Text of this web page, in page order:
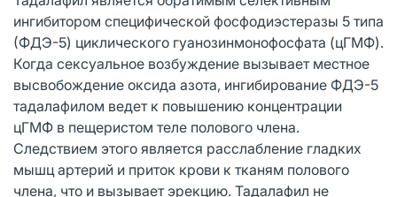
ингибитором специфической фосфодиэстеразы 5 типа
(ФДЭ-5) циклического гуанозинмонофосфата (цГМФ).
Когда сексуальное возбуждение вызывает местное
высвобождение оксида азота, ингибирование ФДЭ-5
тадалафилом ведет к повышению концентрации
цГМФ в пещеристом теле полового члена.
Следствием этого является расслабление гладких
мышц артерий и приток крови к тканям полового
члена, что и вызывает эрекцию. Тадалафил не